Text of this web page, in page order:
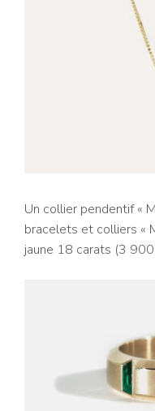
Un collier pendentif «
bracelets et colliers «
jaune 18 carats (3